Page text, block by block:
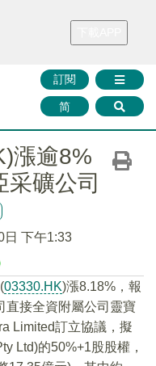
財華證券 媒體矩陣
訂閱
简
漲逾8%
采礦公司
日 下午1:33
03330.HK)漲8.18%，報
直接全資附屬公司靈寶
Limited訂立協議，擬
Ltd)的50%+1股股權，